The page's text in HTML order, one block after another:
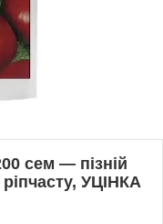
сем — пізній
УЦІНКА